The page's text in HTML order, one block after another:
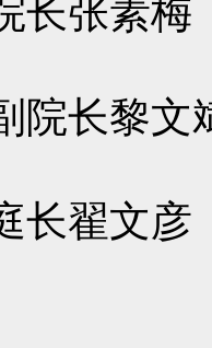
长张素
院长黎
长翟文